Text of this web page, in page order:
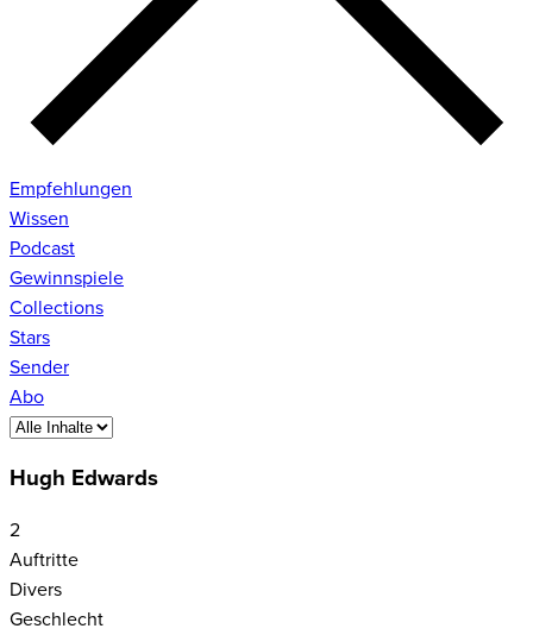
Empfehlungen
Wissen
Podcast
Gewinnspiele
Collections
Stars
Sender
Abo
Hugh Edwards
2
Auftritte
Divers
Geschlecht